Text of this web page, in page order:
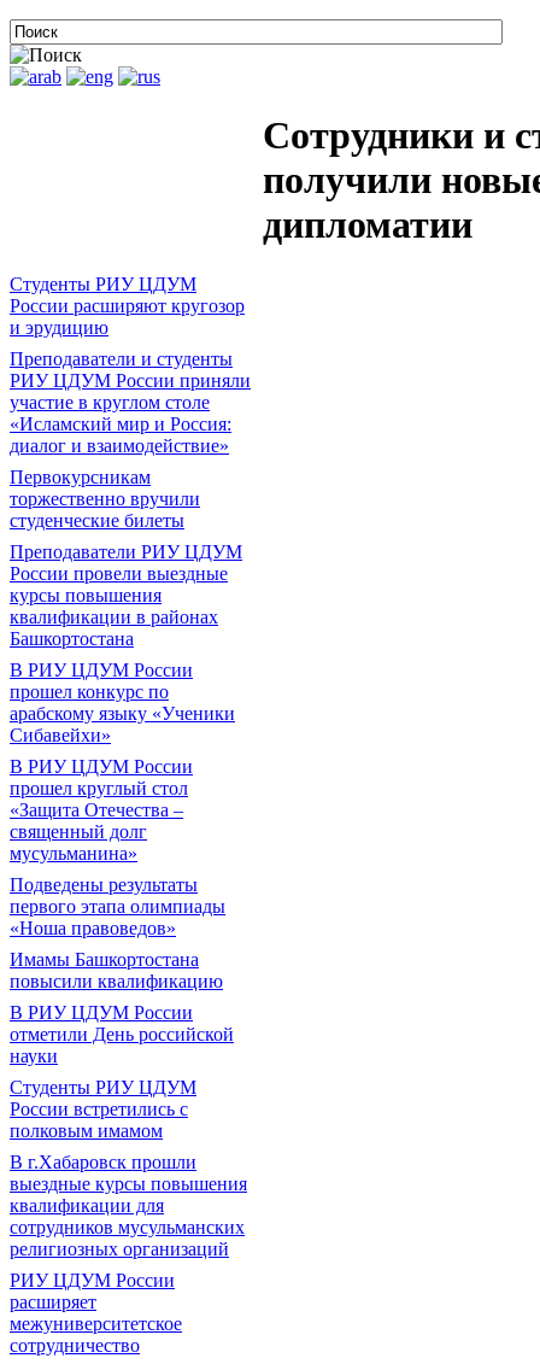
Сотрудники и
получили
дипломатии
Студенты РИУ ЦДУМ
России расширяют кругозор
и эрудицию
Преподаватели и студенты
РИУ ЦДУМ России приняли
участие в круглом столе
«Исламский мир и Россия:
диалог и взаимодействие»
Первокурсникам
торжественно вручили
студенческие билеты
Преподаватели РИУ ЦДУМ
России провели выездные
курсы повышения
квалификации в районах
Башкортостана
В РИУ ЦДУМ России
прошел конкурс по
арабскому языку «Ученики
Сибавейхи»
В РИУ ЦДУМ России
прошел круглый стол
«Защита Отечества –
священный долг
мусульманина»
Подведены результаты
первого этапа олимпиады
«Ноша правоведов»
Имамы Башкортостана
повысили квалификацию
В РИУ ЦДУМ России
отметили День российской
науки
Студенты РИУ ЦДУМ
России встретились с
полковым имамом
В г.Хабаровск прошли
выездные курсы повышения
квалификации для
сотрудников мусульманских
религиозных организаций
РИУ ЦДУМ России
расширяет
межуниверситетское
сотрудничество